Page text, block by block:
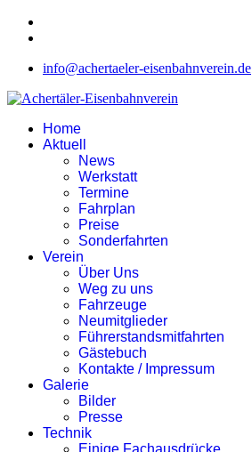
info@achertaeler-eisenbahnverein.de
Home
Aktuell
News
Werkstatt
Termine
Fahrplan
Preise
Sonderfahrten
Verein
Über Uns
Weg zu uns
Fahrzeuge
Neumitglieder
Führerstandsmitfahrten
Gästebuch
Kontakte / Impressum
Galerie
Bilder
Presse
Technik
Einige Fachausdrücke